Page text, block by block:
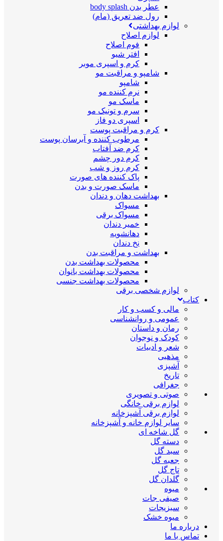
عطر بدن body splash
رول ضد تعریق (مام)
لوازم بهداشتی
لوازم اصلاح
فوم اصلاح
افتر شیو
کرم و اسپری موبر
شامپو و مراقبت مو
شامپو
نرم کننده مو
ماسک مو
سرم و تونیک مو
اسپری دو فاز
کرم و مراقبت پوست
مرطوب کننده و آبرسان پوست
کرم ضد آفتاب
کرم دور چشم
کرم روز و شب
پاک کننده های صورت
ماسک صورت و بدن
بهداشت دهان و دندان
مسواک
مسواک برقی
خمیر دندان
دهانشویه
نخ دندان
بهداشت و مراقبت بدن
محصولات بهداشت بدن
محصولات بهداشت بانوان
محصولات بهداشت جنسی
لوازم شخصی برقی
کتاب
مالی و کسب و کار
عمومی و روانشناسی
رمان و داستان
کودک و نوجوان
شعر و ادبیات
مذهبی
آشپزی
تاریخ
جغرافی
صوتی و تصویری
لوازم برقی خانگی
لوازم برقی آشپزخانه
سایر لوازم خانه و آشپزخانه
گل شاخه ای
دسته گل
سبد گل
جعبه گل
تاج گل
گلدان گل
میوه
صیفی جات
سبزیجات
میوه خشک
درباره ما
تماس با ما